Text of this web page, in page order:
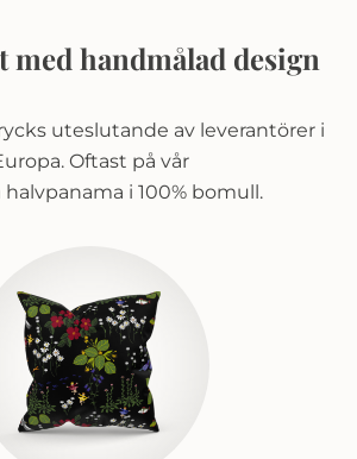
med handmålad design
uteslutande av leverantörer i
Oftast på vår
halvpanama i 100% bomull.